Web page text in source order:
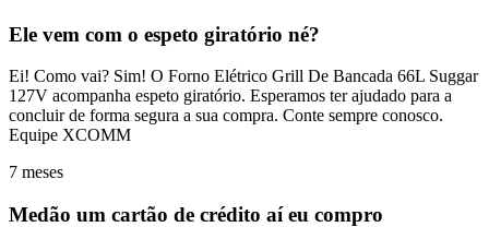
Ele vem com o espeto giratório né?
Ei! Como vai? Sim! O Forno Elétrico Grill De Bancada 66L Suggar
127V acompanha espeto giratório. Esperamos ter ajudado para a
concluir de forma segura a sua compra. Conte sempre conosco.
Equipe XCOMM
7 meses
Medão um cartão de crédito aí eu compro